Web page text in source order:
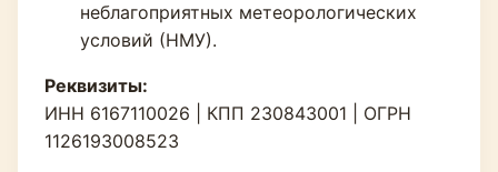
неблагоприятных метеорологических
условий (НМУ).
Реквизиты:
ИНН 6167110026 | КПП 230843001 | ОГРН
1126193008523